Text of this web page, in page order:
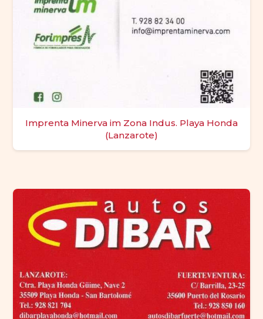
Imprenta Minerva im Zona Indus. Playa Honda
(Lanzarote)